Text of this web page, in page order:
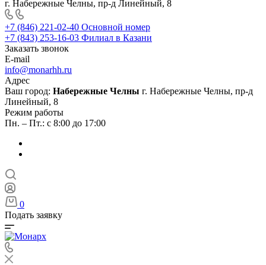
г. Набережные Челны, пр-д Линейный, 8
+7 (846) 221-02-40 Основной номер
+7 (843) 253-16-03 Филиал в Казани
Заказать звонок
E-mail
info@monarhh.ru
Адрес
Ваш город: Набережные Челны г. Набережные Челны, пр-д
Линейный, 8
Режим работы
Пн. – Пт.: с 8:00 до 17:00
0
Подать заявку